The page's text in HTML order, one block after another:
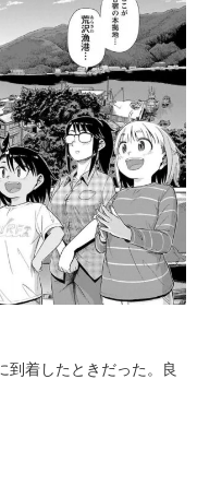
到着したときだった。良